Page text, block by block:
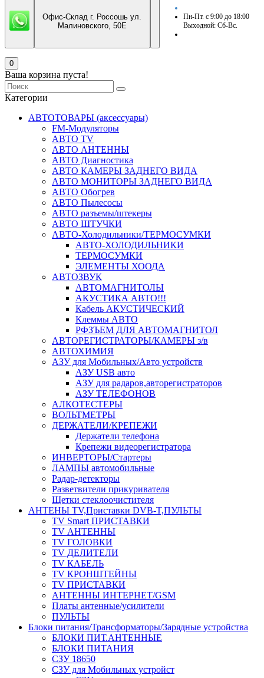
Офис-Склад г. Россошь ул.
Малиновского, 50Е
Пн-Пт. с 9:00 до 18:00
Выходной: Сб-Вс.
0
Ваша корзина пуста!
Категории
АВТОТОВАРЫ (аксессуары)
FM-Модуляторы
АВТО TV
АВТО АНТЕННЫ
АВТО Диагностика
АВТО КАМЕРЫ ЗАДНЕГО ВИДА
АВТО МОНИТОРЫ ЗАДНЕГО ВИДА
АВТО Обогрев
АВТО Пылесосы
АВТО разъемы/штекеры
АВТО ШТУЧКИ
АВТО-Холодильники/ТЕРМОСУМКИ
АВТО-ХОЛОДИЛЬНИКИ
ТЕРМОСУМКИ
ЭЛЕМЕНТЫ ХООДА
АВТОЗВУК
АВТОМАГНИТОЛЫ
АКУСТИКА АВТО!!!
Кабель АКУСТИЧЕСКИЙ
Клеммы АВТО
РФЗЪЕМ ДЛЯ АВТОМАГНИТОЛ
АВТОРЕГИСТРАТОРЫ/КАМЕРЫ з/в
АВТОХИМИЯ
АЗУ для Мобильных/Авто устройств
АЗУ USB авто
АЗУ для радаров,авторегистраторов
АЗУ ТЕЛЕФОНОВ
АЛКОТЕСТЕРЫ
ВОЛЬТМЕТРЫ
ДЕРЖАТЕЛИ/КРЕПЕЖИ
Держатели телефона
Крепежи видеорегистратора
ИНВЕРТОРЫ/Стартеры
ЛАМПЫ автомобильные
Радар-детекторы
Разветвители прикуривателя
Щетки стеклоочистителя
АНТЕНЫ ТV,Приставки DVB-T,ПУЛЬТЫ
TV Smart ПРИСТАВКИ
TV АНТЕННЫ
TV ГОЛОВКИ
TV ДЕЛИТЕЛИ
TV КАБЕЛЬ
TV КРОНШТЕЙНЫ
TV ПРИСТАВКИ
АНТЕННЫ ИНТЕРНЕТ/GSM
Платы антенные/усилители
ПУЛЬТЫ
Блоки питания/Трансформаторы/Зарядные устройства
БЛОКИ ПИТ.АНТЕННЫЕ
БЛОКИ ПИТАНИЯ
СЗУ 18650
СЗУ для Мобильных устройст